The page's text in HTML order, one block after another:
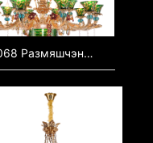
4068 Размяшчэнне святла, дэкаратыўныя святла, святла гасцінай, вытворцы святла, вялікае святло, святла, асветленне, шкляныя святла, keramic святла, французскія святла